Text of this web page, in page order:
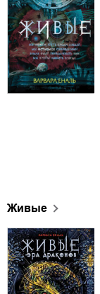
Живые